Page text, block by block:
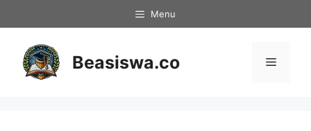
ke
Menu
Beasiswa.co Menu